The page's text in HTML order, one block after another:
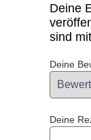
Deine
sind mit
Deine
Deine